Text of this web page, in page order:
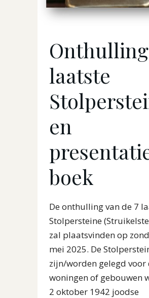
Onthulling
laatste
en
boek
De onthulling van de 7
Stolpersteine
zal plaatsvinden op
mei 2025. De
zijn/worden gelegd voor
woningen of gebouwen
2 oktober 1942 joodse